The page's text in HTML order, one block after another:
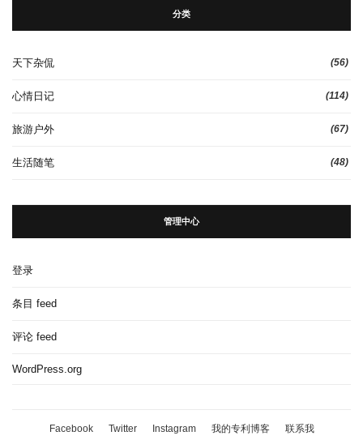
分类
天下杂侃 (56)
心情日记 (114)
旅游户外 (67)
生活随笔 (48)
管理中心
登录
条目 feed
评论 feed
WordPress.org
Facebook Twitter Instagram 我的专利博客 联系我